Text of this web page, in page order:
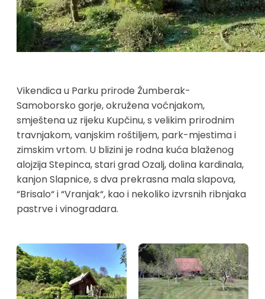
Vikendica u Parku prirode Žumberak-
Samoborsko gorje, okružena voćnjakom,
smještena uz rijeku Kupčinu, s velikim prirodnim
travnjakom, vanjskim roštiljem, park-mjestima i
zimskim vrtom. U blizini je rodna kuća blaženog
alojzija Stepinca, stari grad Ozalj, dolina kardinala,
kanjon Slapnice, s dva prekrasna mala slapova,
“Brisalo“ i “Vranjak“, kao i nekoliko izvrsnih ribnjaka
pastrve i vinogradara.